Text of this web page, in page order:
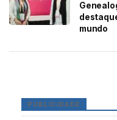
mundo
PUBLICIDADE